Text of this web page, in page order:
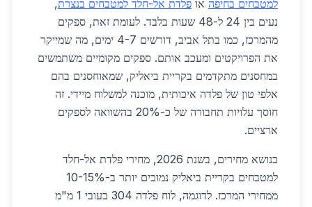
למטבחים בחיפה או פלדת אל-חלד למטבחים בנצרת,
נעים בין 24 ל-48 שעות בלבד. לעומת זאת, ספקים
מהמרכז, כמו בתל אביב, דורשים 4-7 ימים, מה שמייקר
את הפרויקטים ומעכב אותם. ספקים מקומיים משתמשים
במחסנים מתקדמים בקריית ביאליק, שמאוחסנים בהם
אלפי טון של פלדה איכותית, מוכנה למשלוח מיידי. זה
חוסך עלויות תחבורה של כ-20% בהשוואה לספקים
ארציים.
בנושא מחירים, בשנת 2026, מחירי פלדת אל-חלד
למטבחים בקריית ביאליק נמוכים יותר ב-10-15%
ממחירי המרכז. לדוגמה, לוח פלדה 304 בעובי 1 מ"מ